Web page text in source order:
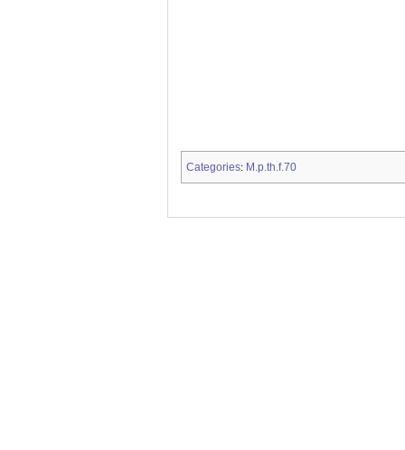
Categories: M.p.th.f.70